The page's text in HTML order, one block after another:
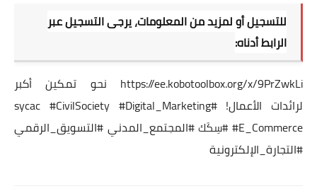
للتسجيل أو لمزيد من المعلومات، يرجى التسجيل عبر
الرابط أدناه:
https://ee.kobotoolbox.org/x/9PrZwkLi نحو تمكين أكبر
لرائدات الأعمال!#sycac
#CivilSociety #Digital_Marketing
#E_Commerce #سِكَك#المجتمع_المدني #التسويق_الرقمي
#التجارة_الإلكترونية